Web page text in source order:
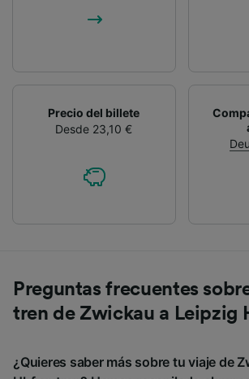
Precio del billete
Desde 23,10 €
Preguntas frecuentes
tren de Zwickau a Leipzig
¿Quieres saber más sobre tu viaje de